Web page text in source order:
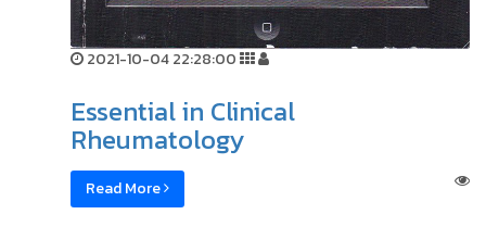
2021-10-04 22:28:00
Essential in Clinical
Rheumatology
Read More